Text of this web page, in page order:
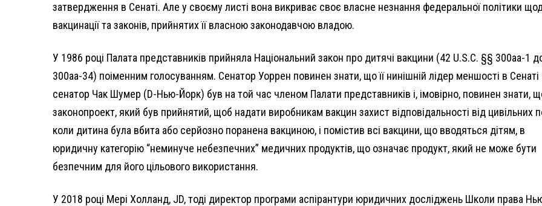
затвердження в Сенаті. Але у своєму листі вона викриває своє власне незнання федеральної політики
вакцинації та законів, прийнятих її власною законодавчою владою.
У 1986 році Палата представників прийняла Національний закон про дитячі вакцини (42 U.S.C. §§ 300aa-1
300aa-34) поіменним голосуванням. Сенатор Уоррен повинен знати, що її нинішній лідер меншості в Сенаті
сенатор Чак Шумер (D-Нью-Йорк) був на той час членом Палати представників і, імовірно, повинен знати,
законопроект, який був прийнятий, щоб надати виробникам вакцин захист відповідальності від цивільних
коли дитина була вбита або серйозно поранена вакциною, і помістив всі вакцини, що вводяться дітям, в
юридичну категорію “неминуче небезпечних” медичних продуктів, що означає продукт, який не може бути
безпечним для його цільового використання.
У 2018 році Мері Холланд, JD, тоді директор програми аспірантури юридичних досліджень Школи права